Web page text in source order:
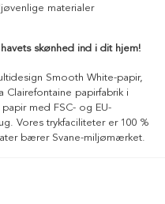
materialer
skønhed ind i dit hjem!
Smooth White-papir,
Clairefontaine papirfabrik i
med FSC- og EU-
Vores trykfaciliteter er 100 %
bærer Svane-miljømærket.